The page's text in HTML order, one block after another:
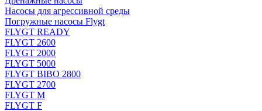
Насосы для агрессивной среды
Погружные насосы Flygt
FLYGT READY
FLYGT 2600
FLYGT 2000
FLYGT 5000
FLYGT BIBO 2800
FLYGT 2700
FLYGT M
FLYGT F